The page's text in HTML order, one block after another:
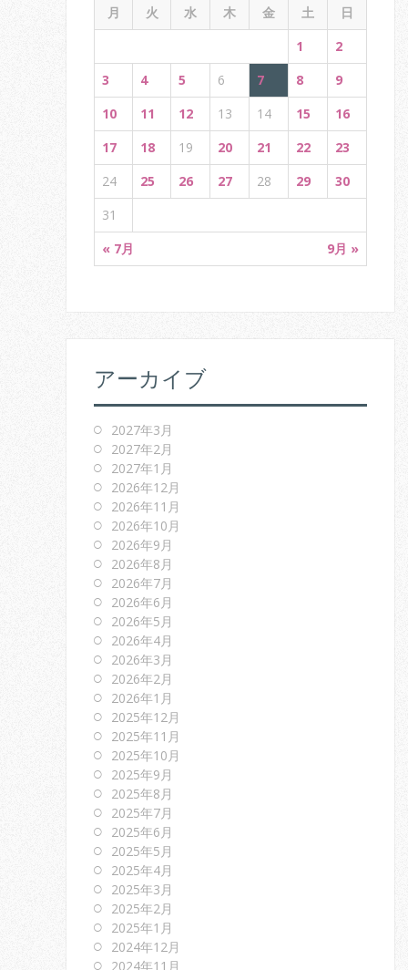
月
火 水 木 金 土 日
« 7月 9月 »
1
2
3
4 5 6 7 8
9
10
11 12 13 14 15
16
17
18 19 20 21 22
23
24
25 26 27 28 29
30
31
アーカイブ
2027年3月
2027年2月
2027年1月
2026年12月
2026年11月
2026年10月
2026年9月
2026年8月
2026年7月
2026年6月
2026年5月
2026年4月
2026年3月
2026年2月
2026年1月
2025年12月
2025年11月
2025年10月
2025年9月
2025年8月
2025年7月
2025年6月
2025年5月
2025年4月
2025年3月
2025年2月
2025年1月
2024年12月
2024年11月